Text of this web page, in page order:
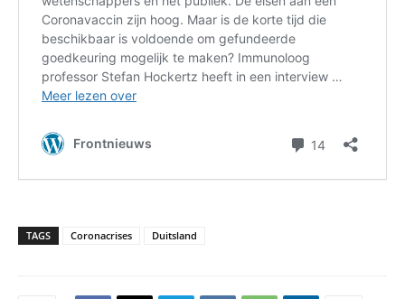
TAGS Coronacrises Duitsland